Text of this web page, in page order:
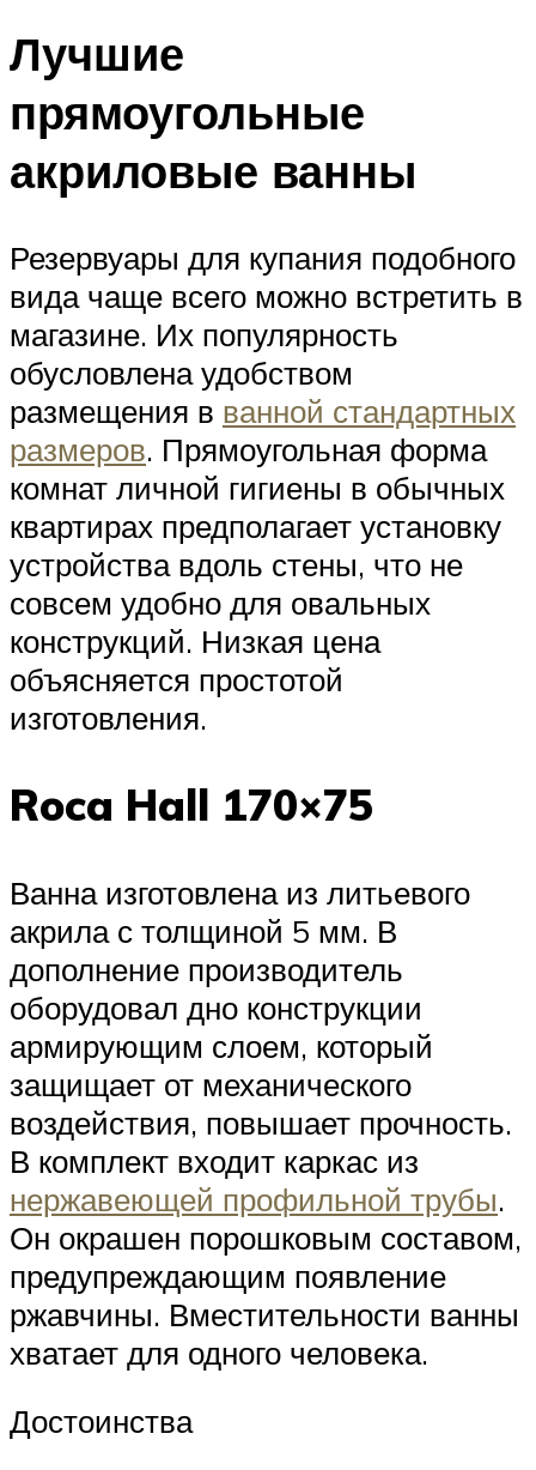
Лучшие
прямоугольные
акриловые ванны
Резервуары для купания подобного
вида чаще всего можно встретить в
магазине. Их популярность
обусловлена удобством
размещения в ванной стандартных
размеров. Прямоугольная форма
комнат личной гигиены в обычных
квартирах предполагает установку
устройства вдоль стены, что не
совсем удобно для овальных
конструкций. Низкая цена
объясняется простотой
изготовления.
Roca Hall 170×75
Ванна изготовлена из литьевого
акрила с толщиной 5 мм. В
дополнение производитель
оборудовал дно конструкции
армирующим слоем, который
защищает от механического
воздействия, повышает прочность.
В комплект входит каркас из
нержавеющей профильной трубы.
Он окрашен порошковым составом,
предупреждающим появление
ржавчины. Вместительности ванны
хватает для одного человека.
Достоинства